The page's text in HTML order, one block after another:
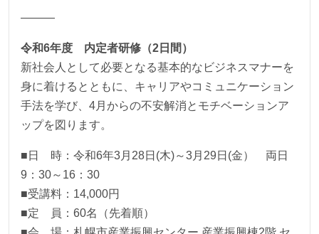
———
令和6年度 内定者研修（2日間）
新社会人として必要となる基本的なビジネスマナーを
身に着けるとともに、キャリアやコミュニケーション
手法を学び、4月からの不安解消とモチベーションア
ップを図ります。
■日 時：令和6年3月28日(木)～3月29日(金） 両日
9：30～16：30
■受講料：14,000円
■定 員：60名（先着順）